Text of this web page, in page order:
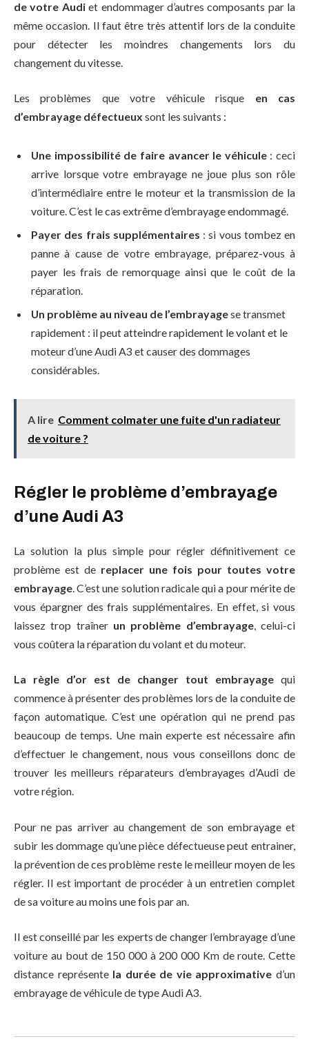
de votre Audiet endommager d’autres composants par la
même occasion. Il faut être très attentif lors de la conduite
pour détecter les moindres changements lors du
changement du vitesse.
Les problèmes que votre véhicule risque en cas
d’embrayage défectueux sont les suivants :
Une impossibilité de faire avancer le véhicule: ceci
arrive lorsque votre embrayage ne joue plus son rôle
d’intermédiaire entre le moteur et la transmission de la
voiture. C’est le cas extrême d’embrayage endommagé.
Payer des frais supplémentaires : si vous tombez en
panne à cause de votre embrayage, préparez-vous à
payer les frais de remorquage ainsi que le coût de la
réparation.
Un problème au niveau de l’embrayagese transmet
rapidement : il peut atteindre rapidement le volant et le
moteur d’une Audi A3 et causer des dommages
considérables.
A lire Comment colmater une fuite d'un radiateur
de voiture ?
Régler le problème d’embrayage
d’une Audi A3
La solution la plus simple pour régler définitivement ce
problème est de replacer une fois pour toutes votre
embrayage . C’est une solution radicale qui a pour mérite de
vous épargner des frais supplémentaires. En effet, si vous
laissez trop traîner un problème d’embrayage, celui-ci
vous coûtera la réparation du volant et du moteur.
La règle d’or est de changer tout embrayage qui
commence à présenter des problèmes lors de la conduite de
façon automatique. C’est une opération qui ne prend pas
beaucoup de temps. Une main experte est nécessaire afin
d’effectuer le changement, nous vous conseillons donc de
trouver les meilleurs réparateurs d’embrayages d’Audi de
votre région.
Pour ne pas arriver au changement de son embrayage et
subir les dommage qu’une pièce défectueuse peut entrainer,
la prévention de ces problème reste le meilleur moyen de les
régler. Il est important de procéder à un entretien complet
de sa voiture au moins une fois par an.
Il est conseillé par les experts de changer l’embrayage d’une
voiture au bout de 150 000 à 200 000 Km de route. Cette
distance représente la durée de vie approximative d’un
embrayage de véhicule de type Audi A3.